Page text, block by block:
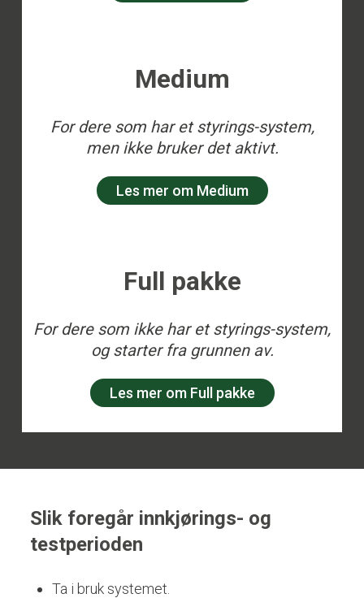
Medium
For dere som har etstyrings-system,
men ikke bruker det aktivt.
Les mer om Medium
Full pakke
For dere som ikke har et styrings-system,
og starter fra grunnen av.
Les mer om Full pakke
Slik foregår innkjørings- og
testperioden
Ta i bruk systemet.